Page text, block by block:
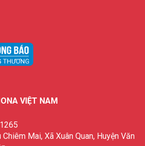
VIỆT NAM
Mai, Xã Xuân Quan, Huyện Văn